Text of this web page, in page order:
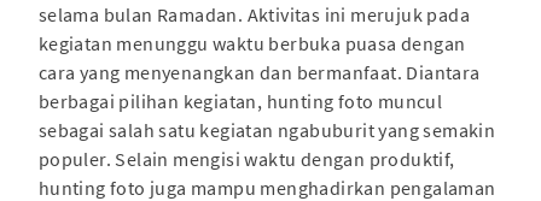
selama bulan Ramadan. Aktivitas ini merujuk pada
kegiatan menunggu waktu berbuka puasa dengan
cara yang menyenangkan dan bermanfaat. Diantara
berbagai pilihan kegiatan, hunting foto muncul
sebagai salah satu kegiatan ngabuburit yang semakin
populer. Selain mengisi waktu dengan produktif,
hunting foto juga mampu menghadirkan pengalaman